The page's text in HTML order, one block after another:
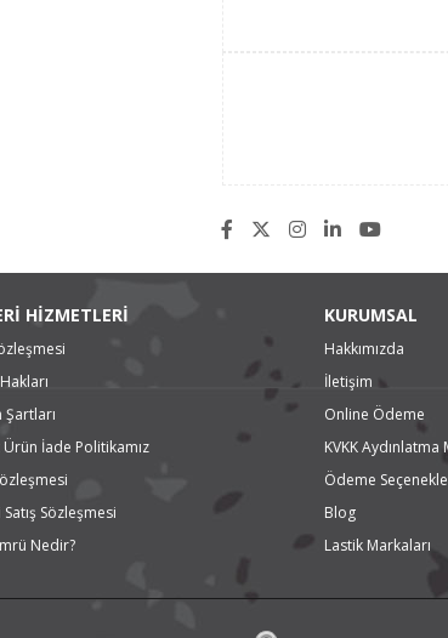
HİZMETLERİ
Şartları
İade Politikamız
Sözleşmesi
Nedir?
KURUMSAL
Hakkımızda
İletişim
Online Ödeme
KVKK Aydınlatma
Ödeme
Blog
Lastik Markaları